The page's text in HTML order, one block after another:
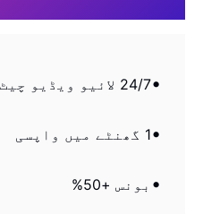
24/7 لائیو ویڈیو چیٹ سپورٹ
1 گھنٹے میں واپسی
بونس +50%